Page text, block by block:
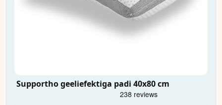
Supportho geeliefektiga padi 40x80 cm